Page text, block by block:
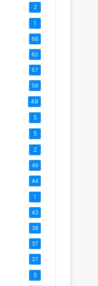
2
1
66
62
57
56
49
5
5
2
49
44
1
43
38
37
37
5